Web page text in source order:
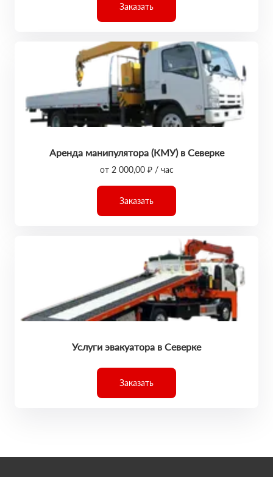
Заказать
Аренда манипулятора (КМУ) в Северке
от 2 000,00 ₽ / час
Заказать
Услуги эвакуатора в Северке
Заказать